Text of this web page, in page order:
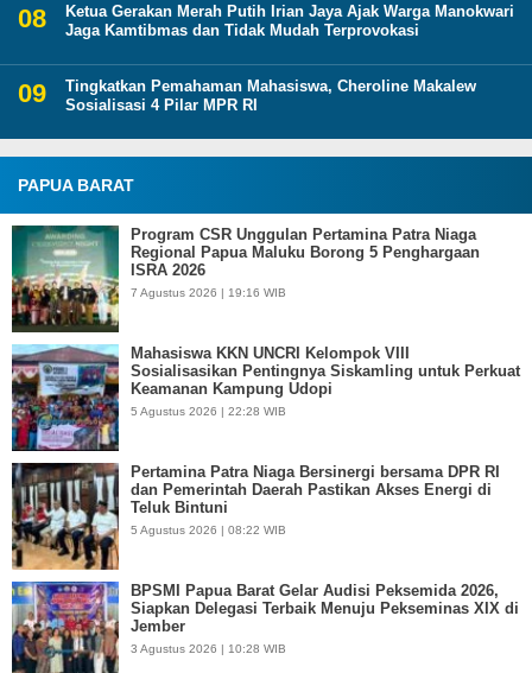
Ketua Gerakan Merah Putih Irian Jaya Ajak Warga Manokwari
Jaga Kamtibmas dan Tidak Mudah Terprovokasi
Tingkatkan Pemahaman Mahasiswa, Cheroline Makalew
Sosialisasi 4 Pilar MPR RI
PAPUA BARAT
Program CSR Unggulan Pertamina Patra Niaga
Regional Papua Maluku Borong 5 Penghargaan
ISRA 2026
7 Agustus 2026 | 19:16 WIB
Mahasiswa KKN UNCRI Kelompok VIII
Sosialisasikan Pentingnya Siskamling untuk Perkuat
Keamanan Kampung Udopi
5 Agustus 2026 | 22:28 WIB
Pertamina Patra Niaga Bersinergi bersama DPR RI
dan Pemerintah Daerah Pastikan Akses Energi di
Teluk Bintuni
5 Agustus 2026 | 08:22 WIB
BPSMI Papua Barat Gelar Audisi Peksemida 2026,
Siapkan Delegasi Terbaik Menuju Pekseminas XIX di
Jember
3 Agustus 2026 | 10:28 WIB